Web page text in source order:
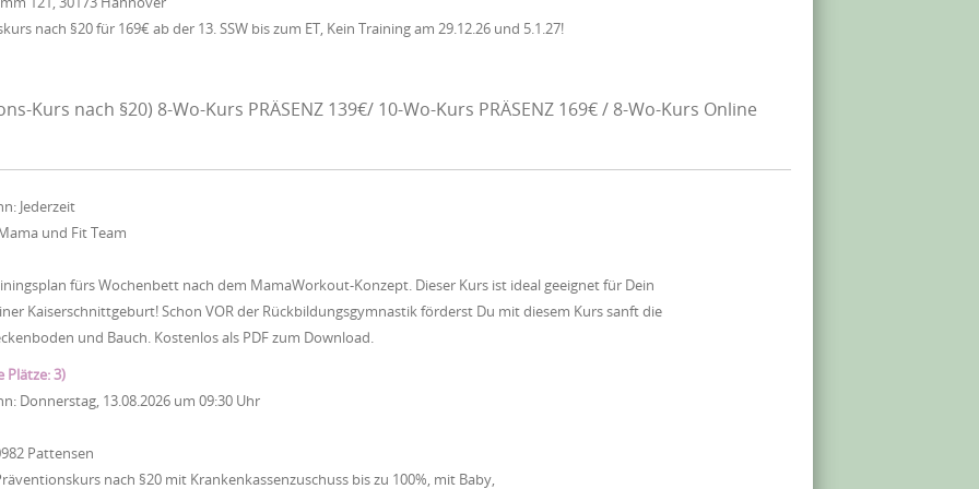
nach §20 für 169€ ab der 13. SSW bis zum ET, Kein Training am 29.12.26 und 5.1.27!
Kurs nach §20) 8-Wo-Kurs PRÄSENZ 139€/ 10-Wo-Kurs PRÄSENZ 169€ / 8-Wo-Kurs Online
Jederzeit
und Fit Team
fürs Wochenbett nach dem MamaWorkout-Konzept. Dieser Kurs ist ideal geeignet für Dein
Kaiserschnittgeburt! Schon VOR der Rückbildungsgymnastik förderst Du mit diesem Kurs sanft die
und Bauch. Kostenlos als PDF zum Download.
Plätze: 3)
Donnerstag, 13.08.2026 um 09:30 Uhr
Pattensen
nach §20 mit Krankenkassenzuschuss bis zu 100%, mit Baby,